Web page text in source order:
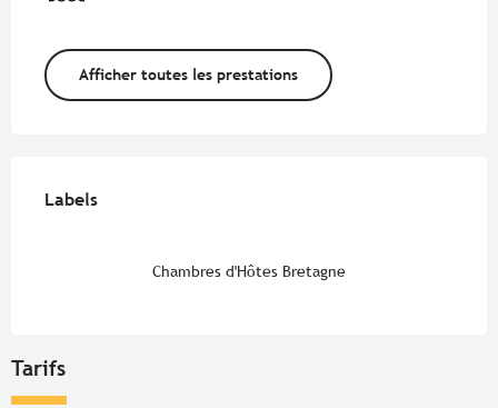
Afficher toutes les prestations
Labels
Labels
Chambres d'Hôtes Bretagne
Tarifs